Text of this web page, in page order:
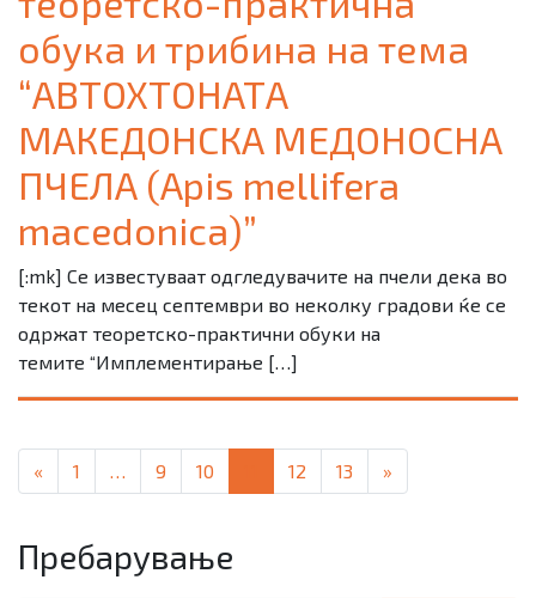
обука и трибина на тема
“АВТОХТОНАТА
МАКЕДОНСКА МЕДОНОСНА
ПЧЕЛА (Apis mellifera
macedonica)”
[:mk] Се известуваат одгледувачите на пчели дека во
текот на месец септември во неколку градови ќе се
одржат теоретско-практични обуки на
темите “Имплементирање […]
Posts navigation
« 1 … 9 10 12 13 »
Пребарување